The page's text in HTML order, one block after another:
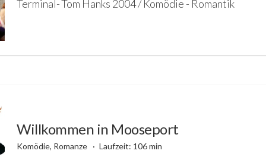
Terminal- Tom Hanks 2004 / Komödie - Romantik
Willkommen in Mooseport
Komödie, Romanze Laufzeit: 106 min